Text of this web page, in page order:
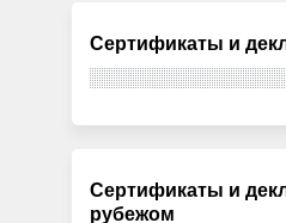
Сертификаты и
Сертификаты и
рубежом